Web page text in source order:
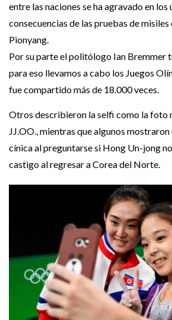
entre las naciones se ha agravado en
consecuencias de las pruebas de
Pionyang.
Por su parte el politólogo Ian Bremmer
para eso llevamos a cabo los Juegos
fue compartido más de 18.000 veces.
Otros describieron la selfi como la foto
JJ.OO., mientras que algunos mostraron
cínica al preguntarse si Hong Un-jong
castigo al regresar a Corea del Norte.